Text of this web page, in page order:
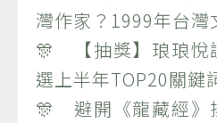
灣作家？1999年台灣
🎊 【抽獎】琅琅悅
選上半年TOP20關鍵
🎊 避開《龍藏經》